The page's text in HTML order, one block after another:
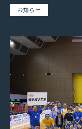
お知らせ